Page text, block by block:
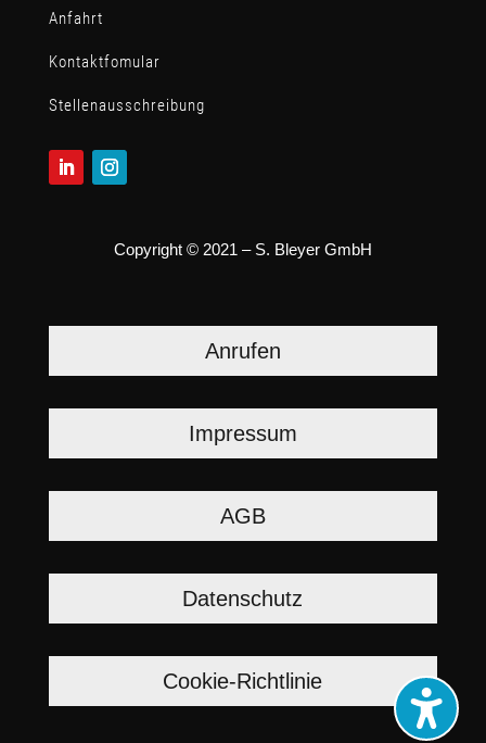
Anfahrt
Kontaktfomular
Stellen­ausschreibung
Copyright © 2021 – S. Bleyer GmbH
Anrufen
Impressum
AGB
Datenschutz
Cookie-Richtlinie